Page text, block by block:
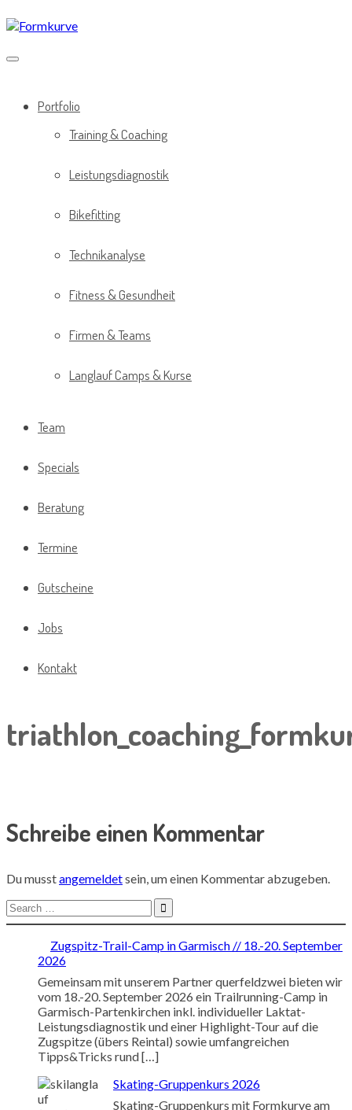
zum
Portfolio
Training & Coaching
Leistungsdiagnostik
Bikefitting
Technikanalyse
Fitness & Gesundheit
Firmen & Teams
Langlauf Camps & Kurse
Team
Specials
Beratung
Termine
Gutscheine
Jobs
Kontakt
Schreibe einen Kommentar
Du musstangemeldetsein, um einen Kommentar abzugeben.
Search
for:
Zugspitz-Trail-Camp in Garmisch // 18.-20. September
2026
Gemeinsam mit unserem Partner querfeldzwei bieten wir
vom 18.-20. September 2026 ein Trailrunning-Camp in
Garmisch-Partenkirchen inkl. individueller Laktat-
Leistungsdiagnostik und einer Highlight-Tour auf die
Zugspitze (übers Reintal) sowie umfangreichen
Tipps&Tricks rund […]
Skating-Gruppenkurs 2026
Skating-Gruppenkurs mit Formkurve am